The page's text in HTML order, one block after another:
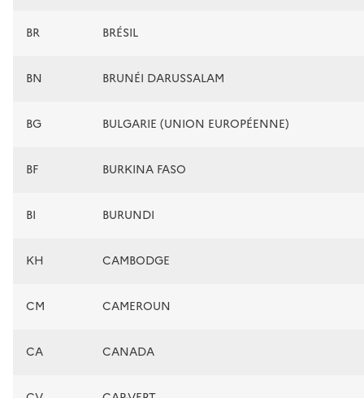
BR BRÉSIL
BN BRUNÉI DARUSSALAM
BG BULGARIE (UNION EUROPÉENNE)
BF BURKINA FASO
BI BURUNDI
KH CAMBODGE
CM CAMEROUN
CA CANADA